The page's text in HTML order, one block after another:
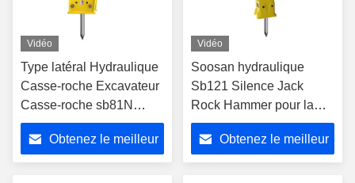
Vidéo
Type latéral Hydraulique
Casse-roche Excavateur
Casse-roche sb81N
SB70 135 MM outils à
ciseaux de diamètre
Obtenez le meilleur
Vidéo
Soosan hydraulique
Sb121 Silence Jack
Rock Hammer pour la
démolition
Obtenez le meilleur